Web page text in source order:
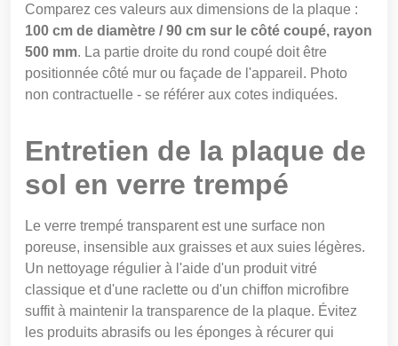
Comparez ces valeurs aux dimensions de la plaque :
100 cm de diamètre / 90 cm sur le côté coupé, rayon
500 mm. La partie droite du rond coupé doit être
positionnée côté mur ou façade de l'appareil. Photo
non contractuelle - se référer aux cotes indiquées.
Entretien de la plaque de
sol en verre trempé
Le verre trempé transparent est une surface non
poreuse, insensible aux graisses et aux suies légères.
Un nettoyage régulier à l'aide d'un produit vitré
classique et d'une raclette ou d'un chiffon microfibre
suffit à maintenir la transparence de la plaque. Évitez
les produits abrasifs ou les éponges à récurer qui